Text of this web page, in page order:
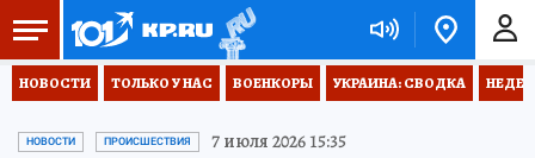
НОВОСТИ ТОЛЬКО У НАС ВОЕНКОРЫ УКРАИНА: СВОДКА
НОВОСТИ ПРОИСШЕСТВИЯ 7 июля 2026 15:35